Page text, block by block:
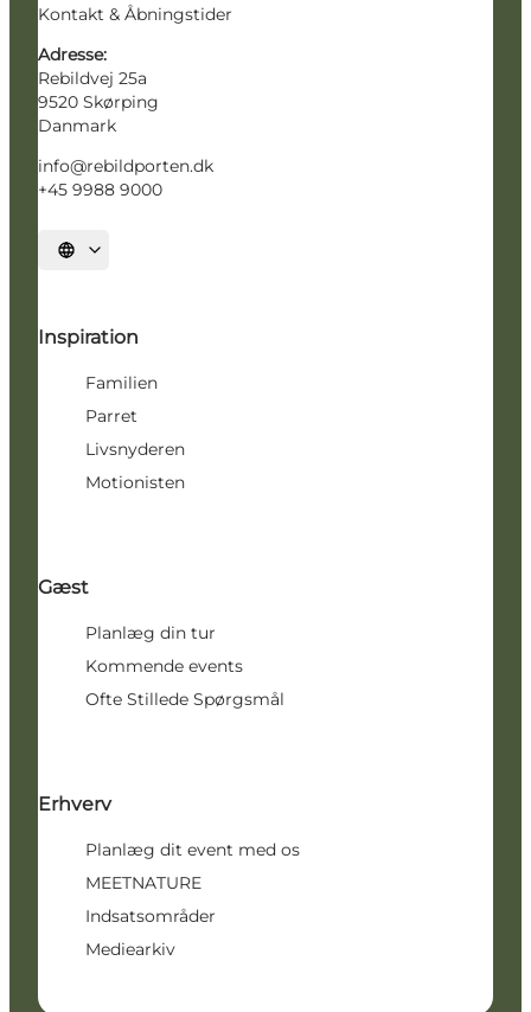
Kontakt & Åbningstider
Adresse:
Rebildvej 25a
9520 Skørping
Danmark
info@rebildporten.dk
+45 9988 9000
Vælg sprog
Inspiration
Familien
Parret
Livsnyderen
Motionisten
Gæst
Planlæg din tur
Kommende events
Ofte Stillede Spørgsmål
Erhverv
Planlæg dit event med os
MEETNATURE
Indsatsområder
Mediearkiv